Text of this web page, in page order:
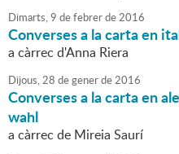
Dimarts,9 defebrerde2016
Converses a la carta en
a càrrec d'Anna Riera
Dijous,28 degenerde2016
Converses a la carta en
wahl
a càrrec de Mireia Saurí